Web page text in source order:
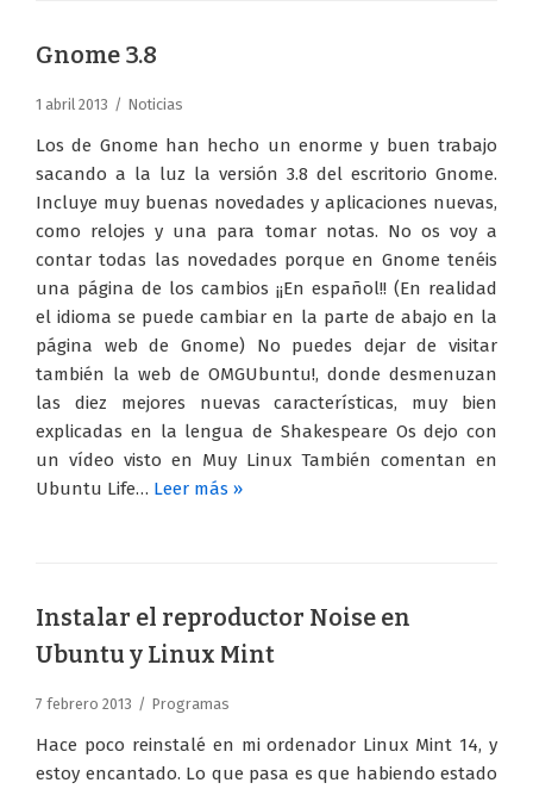
Gnome 3.8
1 abril 2013 Noticias
Los de Gnome han hecho un enorme y buen trabajo
sacando a la luz la versión 3.8 del escritorio Gnome.
Incluye muy buenas novedades y aplicaciones nuevas,
como relojes y una para tomar notas. No os voy a
contar todas las novedades porque en Gnome tenéis
una página de los cambios ¡¡En español!! (En realidad
el idioma se puede cambiar en la parte de abajo en la
página web de Gnome) No puedes dejar de visitar
también la web de OMGUbuntu!, donde desmenuzan
las diez mejores nuevas características, muy bien
explicadas en la lengua de Shakespeare Os dejo con
un vídeo visto en Muy Linux También comentan en
Ubuntu Life… Leer más »
Instalar el reproductor Noise en
Ubuntu y Linux Mint
7 febrero 2013 Programas
Hace poco reinstalé en mi ordenador Linux Mint 14, y
estoy encantado. Lo que pasa es que habiendo estado